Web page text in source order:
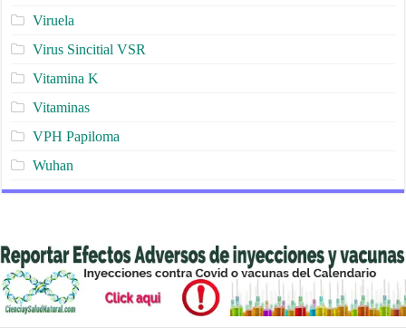
Viruela
Virus Sincitial VSR
Vitamina K
Vitaminas
VPH Papiloma
Wuhan